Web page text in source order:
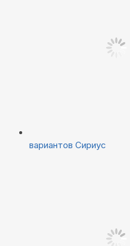
вариантов Сириус